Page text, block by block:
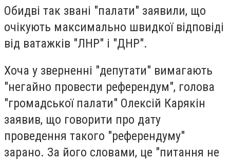
Обидві так звані "палати" заявили, що
очікують максимально швидкої відповіді
від ватажків "ЛНР" і "ДНР".
Хоча у зверненні "депутати" вимагають
"негайно провести референдум", голова
"громадської палати" Олексій Карякін
заявив, що говорити про дату
проведення такого "референдуму"
зарано. За його словами, це "питання не